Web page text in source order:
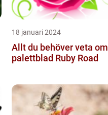
18 januari 2024
Allt du behöver veta om
palettblad Ruby Road